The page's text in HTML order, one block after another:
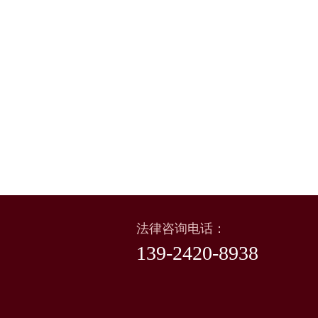
法律咨询电话：
139-2420-8938